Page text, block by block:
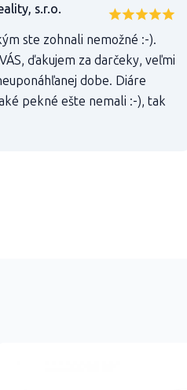
s.r.o.
ste zohnali nemožné :-).
ďakujem za darčeky, veľmi
dobe. Diáre
pekné ešte nemali :-), tak